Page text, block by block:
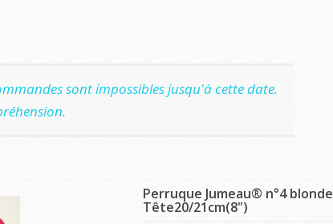
sont impossibles jusqu'à cette date.
Perruque Jumeau® n°4 blonde
Tête20/21cm(8")